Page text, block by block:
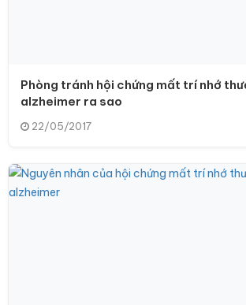
Phòng tránh hội chứng mất trí nhớ
alzheimer ra sao
22/05/2017